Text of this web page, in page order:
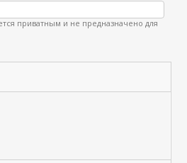
приватным и не предназначено для